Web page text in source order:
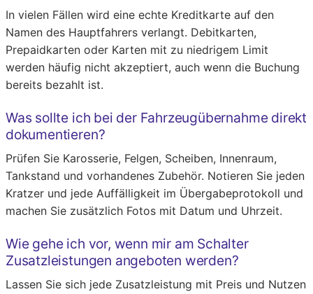
In vielen Fällen wird eine echte Kreditkarte auf den
Namen des Hauptfahrers verlangt. Debitkarten,
Prepaidkarten oder Karten mit zu niedrigem Limit
werden häufig nicht akzeptiert, auch wenn die Buchung
bereits bezahlt ist.
Was sollte ich bei der Fahrzeugübernahme direkt
dokumentieren?
Prüfen Sie Karosserie, Felgen, Scheiben, Innenraum,
Tankstand und vorhandenes Zubehör. Notieren Sie jeden
Kratzer und jede Auffälligkeit im Übergabeprotokoll und
machen Sie zusätzlich Fotos mit Datum und Uhrzeit.
Wie gehe ich vor, wenn mir am Schalter
Zusatzleistungen angeboten werden?
Lassen Sie sich jede Zusatzleistung mit Preis und Nutzen